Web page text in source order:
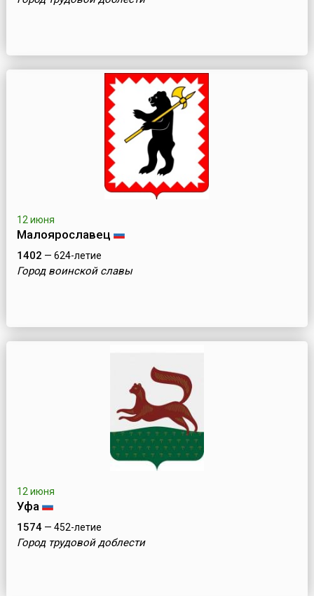
12 июня
Малоярославец
1402 — 624-летие
Город воинской славы
12 июня
Уфа
1574— 452-летие
Город трудовой доблести